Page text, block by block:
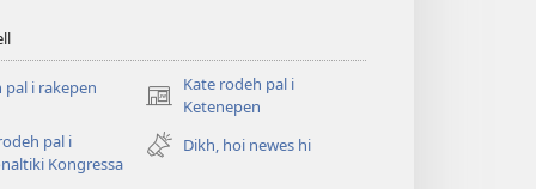
pal i rakepen
Kate rodeh pal i
Ketenepen
(opens
new
window)
pal i
Kongressa
Dikh, hoi newes hi